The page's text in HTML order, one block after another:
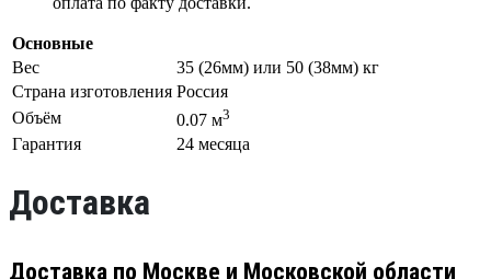
Основные
Вес
35 (26мм) или 50 (38мм) кг
Страна изготовления Россия
Объём
0.07 м3
Гарантия 24 месяца
Доставка
Доставка по Москве и Московской области